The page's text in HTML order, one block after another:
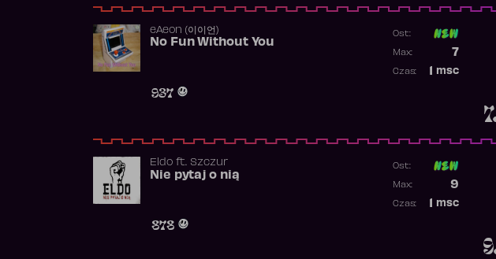
​eAeon (이이언)
No Fun Without You
937
Ost:
7
Max:
msc
Czas:
Eldoft. Szczur
Nie pytaj o nią
878
Ost:
9
Max:
msc
Czas: